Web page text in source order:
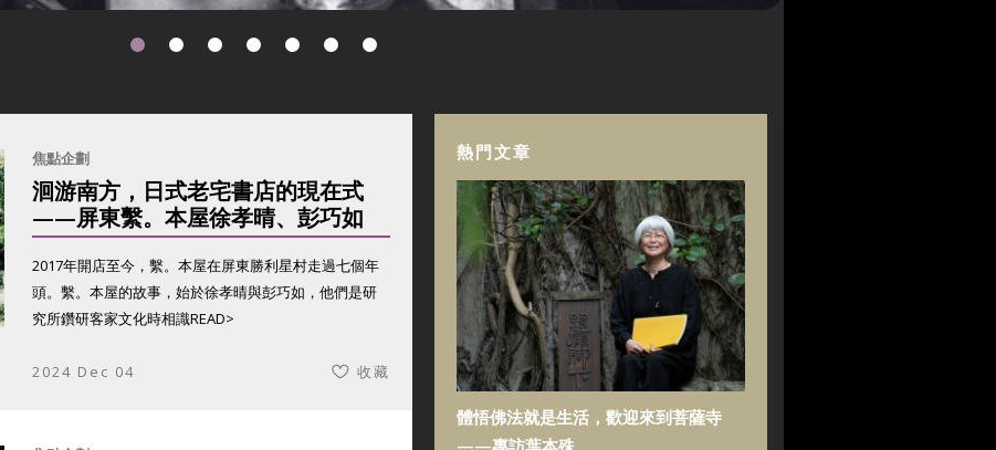
焦點企劃
洄游南方，日式老宅書店的現在式
——屏東繫。本屋徐孝晴、彭巧如
2017年開店至今，繫。本屋在屏東勝利星村走過七個年
頭。繫。本屋的故事，始於徐孝晴與彭巧如，他們是研
究所鑽研客家文化時相識READ>
2024 Dec 04 收藏
熱門文章
體悟佛法就是生活，歡迎來到菩薩寺
——專訪葉本殊